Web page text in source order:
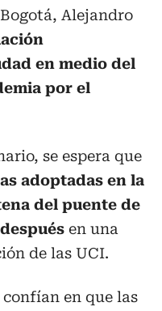
Alejandro
en medio del
por el
se espera que
adoptadas en la
del puente de
en una
de las UCI.
en que las